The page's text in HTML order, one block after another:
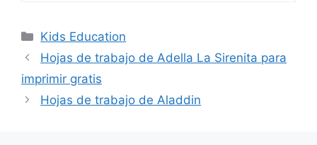
Categories
Kids Education
Hojas de trabajo de Adella La Sirenita para
imprimir gratis
Hojas de trabajo de Aladdin